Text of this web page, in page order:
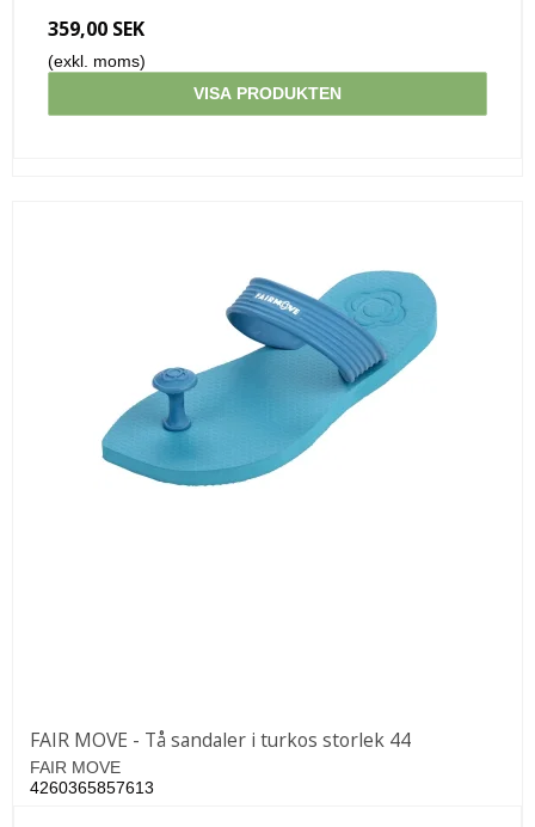
359,00 SEK
(exkl. moms)
VISA PRODUKTEN
FAIR MOVE - Tå sandaler i turkos storlek 44
FAIR MOVE
4260365857613